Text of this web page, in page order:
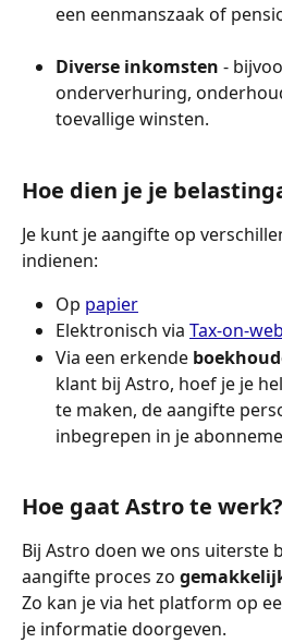
een eenmanszaak of
Diverse inkomsten -
onderverhuring,
toevallige winsten.
Hoe dien je je
Je kunt je aangifte op
indienen:
Op papier
Elektronisch via Tax-on-web
Via een erkende
klant bij Astro, hoef je je
te maken, de aangifte
inbegrepen in je
Hoe gaat Astro te werk?
Bij Astro doen we ons uiterste
aangifte proces zo
Zo kan je via het platform op
je informatie doorgeven.